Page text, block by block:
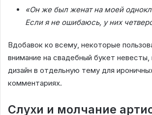
«Он же был женат на моей
Если я не ошибаюсь, у них
Вдобавок ко всему, некоторые
внимание на свадебный букет невесты,
дизайн в отдельную тему для
комментариях.
Слухи и молчание